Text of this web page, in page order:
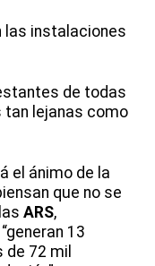
las instalaciones
de todas
tan lejanas como
el ánimo de la
que no se
ARS,
13
72 mil